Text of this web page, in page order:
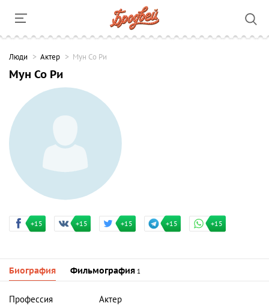
Люди Актер Мун Со Ри
Мун Со Ри
+15 +15 +15 +15 +15
Биография Фильмография 1
Профессия
Актер